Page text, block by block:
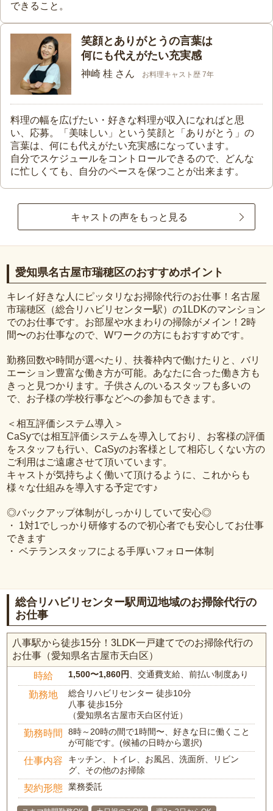
できること。
笑顔とありがとうの言葉は
何にも代えがたい充実感
神崎 桂 さん お料理キャスト歴 7年
料理の幅を広げたい・好きな料理が収入になればと思
い、応募。「美味しい」という笑顔と「ありがとう」の
言葉は、何にも代えがたい充実感になっています。
自分でスケジュールをコントロールできるので、どんな
に忙しくても、自分のペースを保つことが出来ます。
キャストの声をもっと見る
愛知県名古屋市瑞穂区のおすすめポイント
キレイ好きな人にピッタリなお掃除代行のお仕事！名古屋
市瑞穂区（総合リハビリセンター駅）の1LDKのマンション
でのお仕事です。お部屋や水まわりの掃除がメイン！2時
間〜のお仕事なので、Wワークの方にもおすすめです。
勤務回数や時間が選べたり、扶養枠内で働けたりと、バリ
エーション豊富な働き方が可能。あなたに合った働き方も
きっと見つかります。子供さんのいるスタッフも多いの
で、お子様の学校行事などへの参加もできます。
＜相互評価システム導入＞
CaSyでは相互評価システムを導入しており、お客様の評価
をスタッフも行い、CaSyのお客様として相応しくない方の
ご利用はご遠慮させて頂いています。
キャストが気持ちよく働いて頂けるように、これからも
様々な仕組みを導入する予定です♪
◎バックアップ体制がしっかりしていて安心◎
・ 1対1でしっかり研修するので初心者でも安心してお仕事
できます
・ ベテランスタッフによる手厚いフォロー体制
総合リハビリセンター駅周辺地域のお掃除代行の
お仕事
八事駅から徒歩15分！3LDK一戸建てでのお掃除代行の
お仕事（愛知県名古屋市天白区）
時給 1,500〜1,860円、交通費支給、前払い制度あり
勤務地
総合リハビリセンター 徒歩10分
八事 徒歩15分
（愛知県名古屋市天白区付近）
勤務時間
8時～20時の間で1時間〜、好きな日に働くこと
が可能です。(候補の日時から選択)
仕事内容
キッチン、トイレ、お風呂、洗面所、リビン
グ、その他のお掃除
契約形態 業務委託